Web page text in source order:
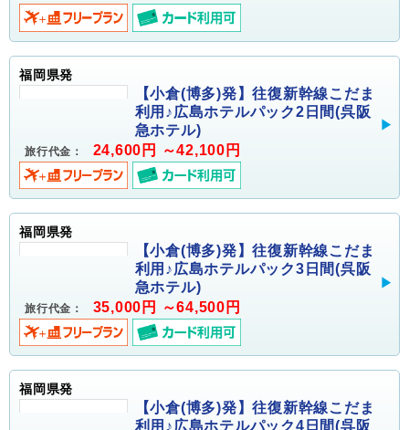
福岡県発
【小倉(博多)発】往復新幹線こだま
利用♪広島ホテルパック2日間(呉阪
急ホテル)
旅行代金： 24,600円 ～42,100円
福岡県発
【小倉(博多)発】往復新幹線こだま
利用♪広島ホテルパック3日間(呉阪
急ホテル)
旅行代金： 35,000円 ～64,500円
福岡県発
【小倉(博多)発】往復新幹線こだま
利用♪広島ホテルパック4日間(呉阪